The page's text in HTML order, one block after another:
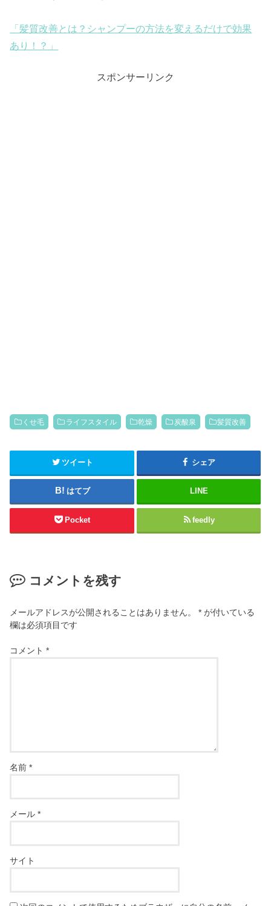
「髪質改善とは？シャンプーの方法を変えるだけで効果
あり！？」
スポンサーリンク
くせ毛 ライフスタイル 乾燥 炭酸泉 髪質改善
ツイート シェア
はてブ LINE
Pocket feedly
コメントを残す
メールアドレスが公開されることはありません。 * が付いている
欄は必須項目です
コメント*
名前*
メール*
サイト